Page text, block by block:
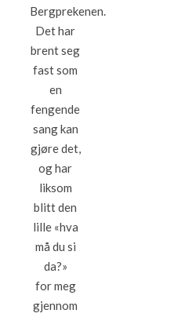
Bergprekenen.
Det har
brent seg
fast som
en
fengende
sang kan
gjøre det,
og har
liksom
blitt den
lille «hva
må du si
da?»
for meg
gjennom